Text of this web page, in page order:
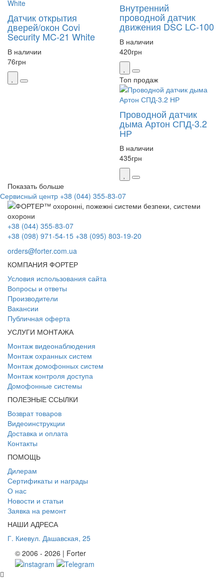
Датчик открытия
дверей/окон Covi
Security MC-21 White
В наличии
76грн
Внутренний
проводной датчик
движения DSC LC-100
В наличии
420грн
Топ продаж
Проводной датчик
дыма Артон СПД-3.2
НР
В наличии
435грн
Показать больше
Сервисный центр +38 (044) 355-83-07
+38 (044) 355-83-07
+38 (098) 971-54-15 +38 (095) 803-19-20
orders@forter.com.ua
КОМПАНИЯ ФОРТЕР
Условия использования сайта
Вопросы и ответы
Производители
Вакансии
Публичная оферта
УСЛУГИ МОНТАЖА
Монтаж видеонаблюдения
Монтаж охранных систем
Монтаж домофонных систем
Монтаж контроля доступа
Домофонные системы
ПОЛЕЗНЫЕ ССЫЛКИ
Возврат товаров
Видеоинструкции
Доставка и оплата
Контакты
ПОМОЩЬ
Дилерам
Сертификаты и награды
О нас
Новости и статьи
Заявка на ремонт
НАШИ АДРЕСА
Г. Киевул. Дашавская, 25
© 2006 - 2026 | Forter